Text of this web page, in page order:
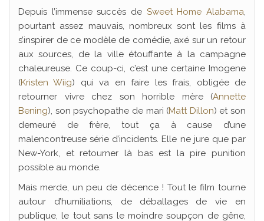
Depuis l’immense succès de Sweet Home Alabama,
pourtant assez mauvais, nombreux sont les films à
s’inspirer de ce modèle de comédie, axé sur un retour
aux sources, de la ville étouffante à la campagne
chaleureuse. Ce coup-ci, c’est une certaine Imogene
(Kristen Wiig) qui va en faire les frais, obligée de
retourner vivre chez son horrible mère (Annette
Bening), son psychopathe de mari (Matt Dillon) et son
demeuré de frère, tout ça à cause d’une
malencontreuse série d’incidents. Elle ne jure que par
New-York, et retourner là bas est la pire punition
possible au monde.
Mais merde, un peu de décence ! Tout le film tourne
autour d’humiliations, de déballages de vie en
publique, le tout sans le moindre soupçon de gêne,